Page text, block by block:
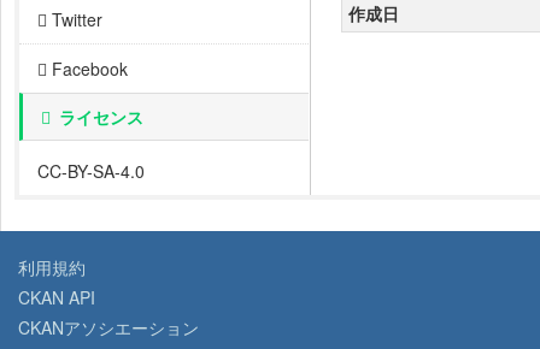
Twitter
Facebook
ライセンス
CC-BY-SA-4.0
作成日
利用規約
CKAN API
CKANアソシエーション